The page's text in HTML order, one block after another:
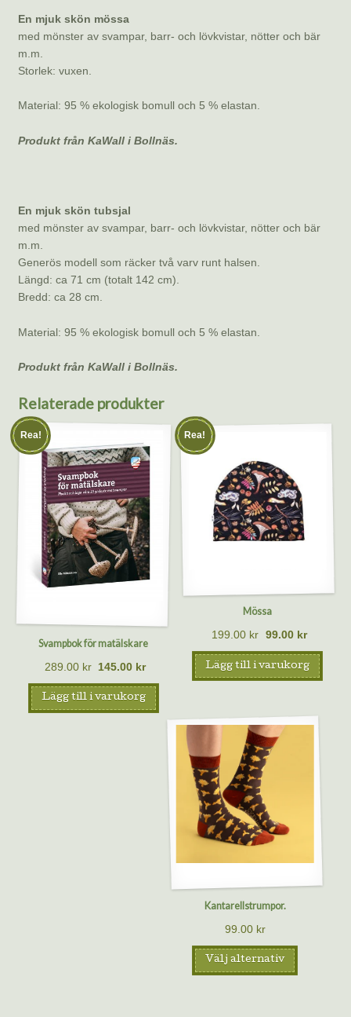
En mjuk skön mössa
med mönster av svampar, barr- och lövkvistar, nötter och bär
m.m.
Storlek: vuxen.
Material: 95 % ekologisk bomull och 5 % elastan.
Produkt från KaWall i Bollnäs.
En mjuk skön tubsjal
med mönster av svampar, barr- och lövkvistar, nötter och bär
m.m.
Generös modell som räcker två varv runt halsen.
Längd: ca 71 cm (totalt 142 cm).
Bredd: ca 28 cm.
Material: 95 % ekologisk bomull och 5 % elastan.
Produkt från KaWall i Bollnäs.
Relaterade produkter
Svampbok för matälskare
289.00 kr 145.00 kr
Rea!
Lägg till i varukorg
Mössa
199.00 kr 99.00 kr
Rea!
Lägg till i varukorg
Kantarellstrumpor.
99.00 kr
Välj alternativ